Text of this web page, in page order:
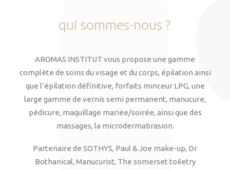
qui sommes-nous ?
AROMAS INSTITUT vous propose une gamme
complète de soins du visage et du corps, épilation ainsi
que l’épilation définitive, forfaits minceur LPG, une
large gamme de vernis semi permanent, manucure,
pédicure, maquillage mariée/soirée, ainsi que des
massages, la microdermabrasion.
Partenaire de SOTHYS, Paul & Joe make-up, Dr
Bothanical, Manucurist, The somerset toiletry